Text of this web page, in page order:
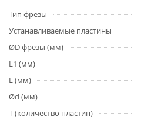
Тип фрезы
Устанавливаемые пластины
ØD фрезы (мм)
L1 (мм)
L (мм)
Ød (мм)
T (количество пластин)